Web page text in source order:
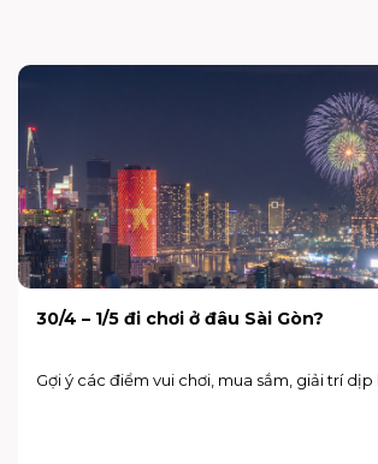
30/4 – 1/5 đi chơi ở đâu Sài Gòn?
Gợi ý các điểm vui chơi, mua sắm, giải trí dịp